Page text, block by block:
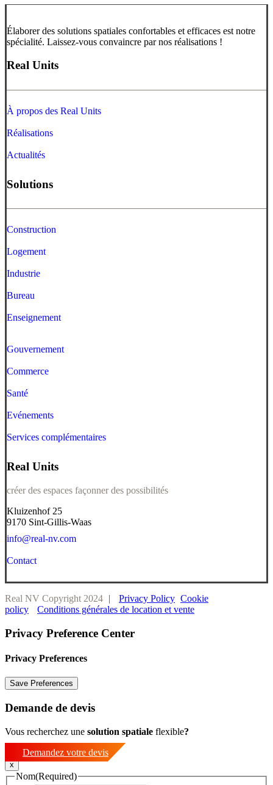
Élaborer des solutions spatiales confortables et efficaces est notre
spécialité. Laissez-vous convaincre par nos réalisations !
Real Units
À propos des Real Units
Réalisations
Actualités
Solutions
Construction
Logement
Industrie
Bureau
Enseignement
Gouvernement
Commerce
Santé
Evénements
Services complémentaires
Real Units
créer des espaces façonner des possibilités
Kluizenhof 25
9170 Sint-Gillis-Waas
info@real-nv.com
Contact
Real NV Copyright 2024 | Privacy Policy Cookie
policy
Conditions générales de location et vente
Privacy Preference Center
Privacy Preferences
Demande de devis
Vous recherchez une solution spatiale flexible?
Demandez votre devis
x
Nom(Required)